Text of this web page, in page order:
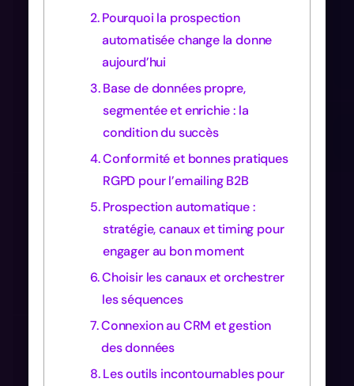
Pourquoi la prospection
automatisée change la donne
aujourd’hui
Base de données propre,
segmentée et enrichie : la
condition du succès
Conformité et bonnes pratiques
RGPD pour l’emailing B2B
Prospection automatique :
stratégie, canaux et timing pour
engager au bon moment
Choisir les canaux et orchestrer
les séquences
Connexion au CRM et gestion
des données
Les outils incontournables pour